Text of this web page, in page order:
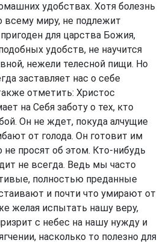
удобствах. Хотя болезнь
всему миру, не подлежит
для царства Божия,
удобств, не научится
нежели телесной пищи. Но
заставляет нас о себе
отметить: Христос
на Себя заботу о тех, кто
Он не ждет, покуда алчущие
от голода. Он готовит им
не просят об этом. Кто-нибудь
не всегда. Ведь мы часто
полностью преданные
и почти что умирают от
желая испытать нашу веру,
с небес на нашу нужду и
насколько то полезно для